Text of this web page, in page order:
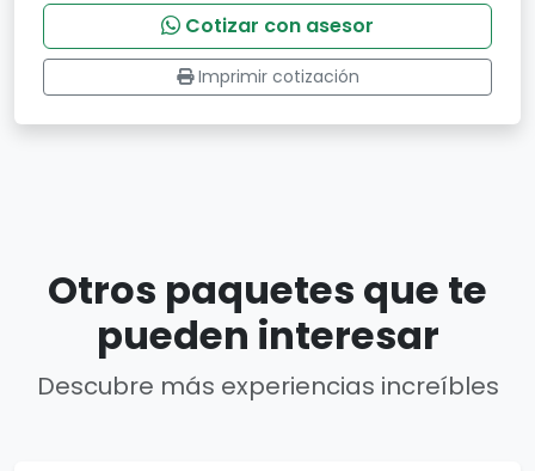
Cotizar con asesor
Imprimir cotización
Otros paquetes que te
pueden interesar
Descubre más experiencias increíbles